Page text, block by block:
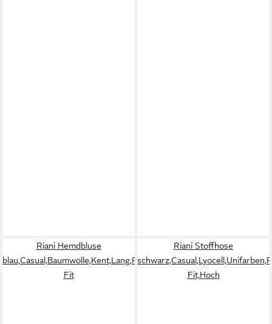
Riani Hemdbluse
blau,Casual,Baumwolle,Kent,Lang,Regular
Fit
Riani Stoffhose
Fit,Hoch